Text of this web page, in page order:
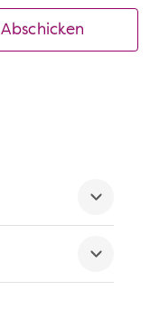
Abschicken